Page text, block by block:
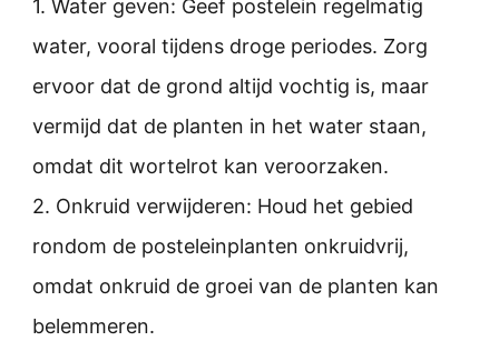
1. Water geven: Geef postelein regelmatig
water, vooral tijdens droge periodes. Zorg
ervoor dat de grond altijd vochtig is, maar
vermijd dat de planten in het water staan,
omdat dit wortelrot kan veroorzaken.
2. Onkruid verwijderen: Houd het gebied
rondom de posteleinplanten onkruidvrij,
omdat onkruid de groei van de planten kan
belemmeren.